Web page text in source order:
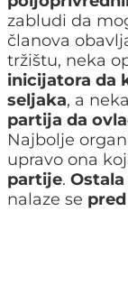
zabludi da
članova
tržištu, neka
inicijatora da
seljaka, a
partija da
Najbolje
upravo ona
partije. Ostala
nalaze se